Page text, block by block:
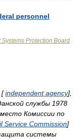
personnel
Systems Protection Board
[independent agency],
службы 1978
Комиссии по
Service Commission]
системы